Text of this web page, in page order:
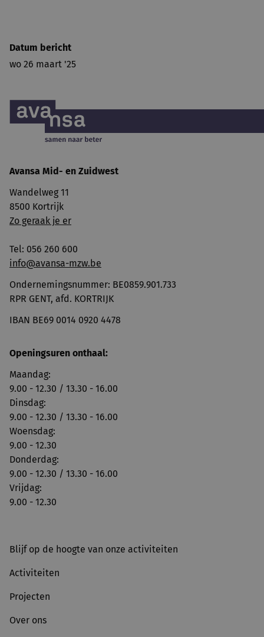
Datum bericht
wo 26 maart '25
Avansa Mid- en Zuidwest
Wandelweg 11
8500 Kortrijk
Zo geraak je er
Tel: 056 260 600
info@avansa-mzw.be
Ondernemingsnummer: BE0859.901.733
RPR GENT, afd. KORTRIJK
IBAN BE69 0014 0920 4478
Openingsuren onthaal:
Maandag:
9.00 - 12.30 / 13.30 - 16.00
Dinsdag:
9.00 - 12.30 / 13.30 - 16.00
Woensdag:
9.00 - 12.30
Donderdag:
9.00 - 12.30 / 13.30 - 16.00
Vrijdag:
9.00 - 12.30
Blijf op de hoogte van onze activiteiten
Activiteiten
Projecten
Over ons